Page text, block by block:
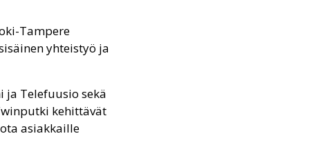
Tampere
yhteistyö ja
ja Telefuusio sekä
kehittävät
asiakkaille